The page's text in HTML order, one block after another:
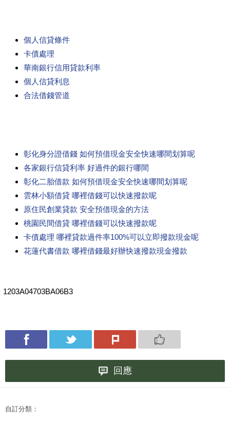
個人信貸條件
卡債處理
華南銀行信用貸款利率
個人信貸利息
合法借錢管道
彰化身分證借錢 如何預借現金安全快速哪間划算呢
各家銀行信貸利率 好過件的銀行哪間
彰化二胎借款 如何預借現金安全快速哪間划算呢
雲林小額借貸 哪裡借錢可以快速撥款呢
原住民創業貸款 安全預借現金的方法
桃園民間借貸 哪裡借錢可以快速撥款呢
卡債處理 哪裡貸款過件率100%可以立即撥款現金呢
花蓮代書借款 哪裡借錢最好辦快速撥款現金撥款
1203A04703BA06B3
回應
自訂分類：